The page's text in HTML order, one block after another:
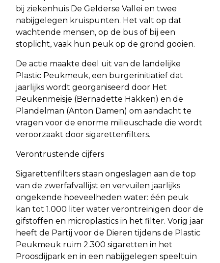
bij ziekenhuis De Gelderse Vallei en twee
nabijgelegen kruispunten. Het valt op dat
wachtende mensen, op de bus of bij een
stoplicht, vaak hun peuk op de grond gooien.
De actie maakte deel uit van de landelijke
Plastic Peukmeuk, een burgerinitiatief dat
jaarlijks wordt georganiseerd door Het
Peukenmeisje (Bernadette Hakken) en de
Plandelman (Anton Damen) om aandacht te
vragen voor de enorme milieuschade die wordt
veroorzaakt door sigarettenfilters.
Verontrustende cijfers
Sigarettenfilters staan ongeslagen aan de top
van de zwerfafvallijst en vervuilen jaarlijks
ongekende hoeveelheden water: één peuk
kan tot 1.000 liter water verontreinigen door de
gifstoffen en microplastics in het filter. Vorig jaar
heeft de Partij voor de Dieren tijdens de Plastic
Peukmeuk ruim 2.300 sigaretten in het
Proosdijpark en in een nabijgelegen speeltuin